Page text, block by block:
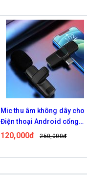
Bộ 2 micro thu âm cài
không dây cho điện
iphone
230,000đ 276,000đ